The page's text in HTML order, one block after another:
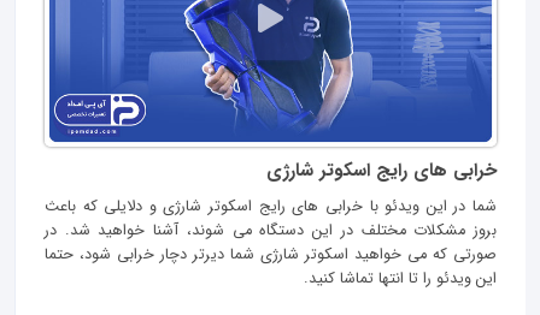
خرابی های رایج اسکوتر شارژی
شما در این ویدئو با خرابی های رایج اسکوتر شارژی و دلایلی که باعث
بروز مشکلات مختلف در این دستگاه می شوند، آشنا خواهید شد. در
صورتی که می خواهید اسکوتر شارژی شما دیرتر دچار خرابی شود، حتما
این ویدئو را تا انتها تماشا کنید.